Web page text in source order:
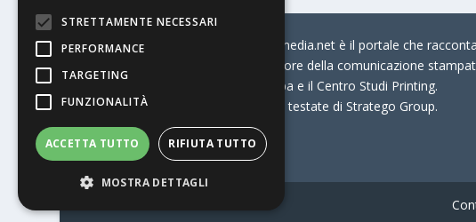
© Stratego Group –
stampamedia.net è il portale che
per chi opera in Italia nel settore della comunicazione
Connection, i Big della Stampa e il Centro Studi Printing.
Stampamedia.net è una delle testate di Stratego Group.
Partita IVA07921450156
STRETTAMENTE NECESSARI
PERFORMANCE
TARGETING
FUNZIONALITÀ
ACCETTA TUTTO RIFIUTA TUTTO
MOSTRA DETTAGLI